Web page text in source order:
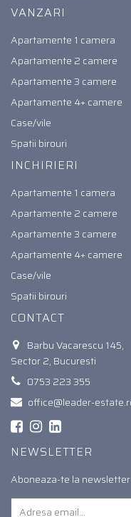
VANZARI
Apartamente 1 camera
Apartamente 2 camere
Apartamente 3 camere
Apartamente 4+ camere
Case/vile
Spatii birouri
INCHIRIERI
Apartamente 1 camera
Apartamente 2 camere
Apartamente 3 camere
Apartamente 4+ camere
Case/vile
Spatii birouri
CONTACT
Barbu Vacarescu 145,
Sector 2, Bucuresti
0753 223 355
office@leader-
NEWSLETTER
Aboneaza-te la